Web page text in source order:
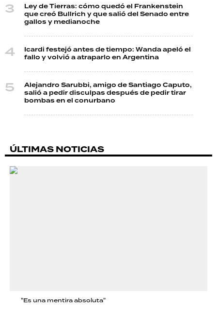
Ley de Tierras: cómo quedó el Frankenstein
que creó Bullrich y que salió del Senado entre
gallos y medianoche
Icardi festejó antes de tiempo: Wanda apeló el
fallo y volvió a atraparlo en Argentina
Alejandro Sarubbi, amigo de Santiago Caputo,
salió a pedir disculpas después de pedir tirar
bombas en el conurbano
ÚLTIMAS NOTICIAS
"Es una mentira absoluta"